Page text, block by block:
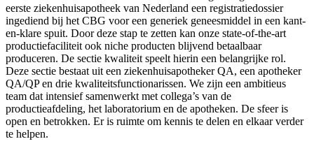
eerste ziekenhuisapotheek van Nederland een registratiedossier
ingediend bij het CBG voor een generiek geneesmiddel in een kant-
en-klare spuit. Door deze stap te zetten kan onze state-of-the-art
productiefaciliteit ook niche producten blijvend betaalbaar
produceren. De sectie kwaliteit speelt hierin een belangrijke rol.
Deze sectie bestaat uit een ziekenhuisapotheker QA, een apotheker
QA/QP en drie kwaliteitsfunctionarissen. We zijn een ambitieus
team dat intensief samenwerkt met collega’s van de
productieafdeling, het laboratorium en de apotheken. De sfeer is
open en betrokken. Er is ruimte om kennis te delen en elkaar verder
te helpen.